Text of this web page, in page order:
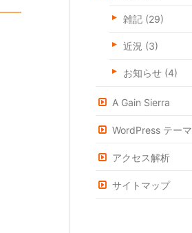
雑記 (29)
近況 (3)
お知らせ (4)
A Gain Sierra
WordPress テーマ
アクセス解析
サイトマップ